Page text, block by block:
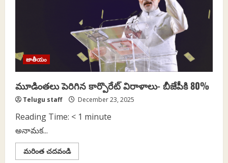
జాతీయం
మూడింతలు పెరిగిన కార్పొరేట్‌ విరాళాలు- బీజేపీకి 80%
Telugu staff December 23, 2025
Reading Time: < 1 minute
అనామక...
మరింత చదవండిRead
more